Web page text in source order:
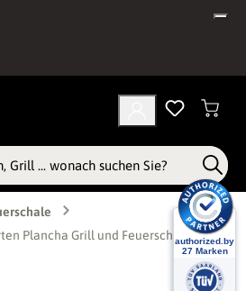
Plancha Grill und Feuerschale -